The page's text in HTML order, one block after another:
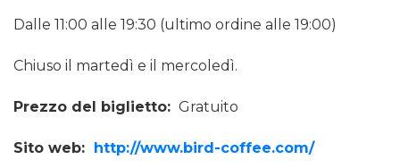
Dalle 11:00 alle 19:30 (ultimo ordine alle 19:00)
Chiuso il martedì e il mercoledì.
Prezzo del biglietto: Gratuito
Sito web: http://www.bird-coffee.com/